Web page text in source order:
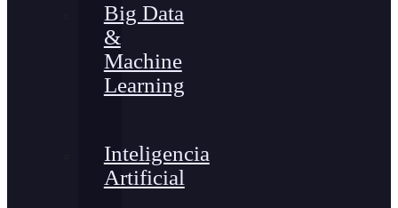
Big Data
&
Machine
Learning
Inteligencia
Artificial